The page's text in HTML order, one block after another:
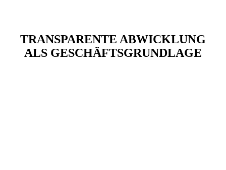
TRANSPARENTE ABWICKLUNG
ALS GESCHÄFTSGRUNDLAGE